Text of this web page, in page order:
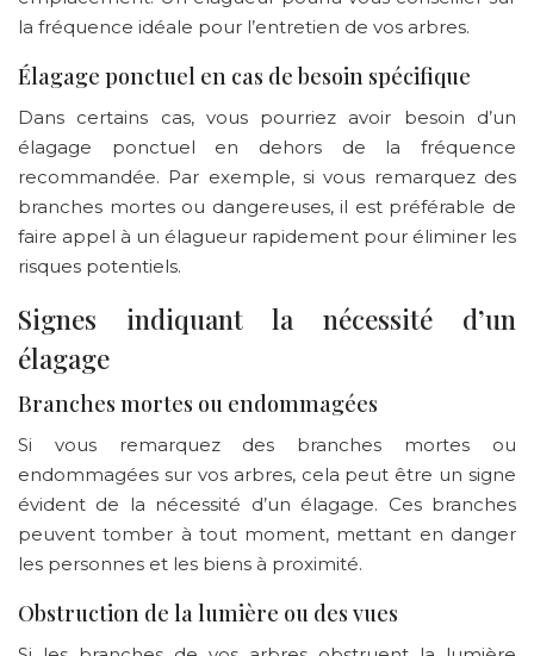
la fréquence idéale pour l’entretien de vos arbres.
Élagage ponctuel en cas de besoin spécifique
Dans certains cas, vous pourriez avoir besoin d’un
élagage ponctuel en dehors de la fréquence
recommandée. Par exemple, si vous remarquez des
branches mortes ou dangereuses, il est préférable de
faire appel à un élagueur rapidement pour éliminer les
risques potentiels.
Signes indiquant la nécessité d’un
élagage
Branches mortes ou endommagées
Si vous remarquez des branches mortes ou
endommagées sur vos arbres, cela peut être un signe
évident de la nécessité d’un élagage. Ces branches
peuvent tomber à tout moment, mettant en danger
les personnes et les biens à proximité.
Obstruction de la lumière ou des vues